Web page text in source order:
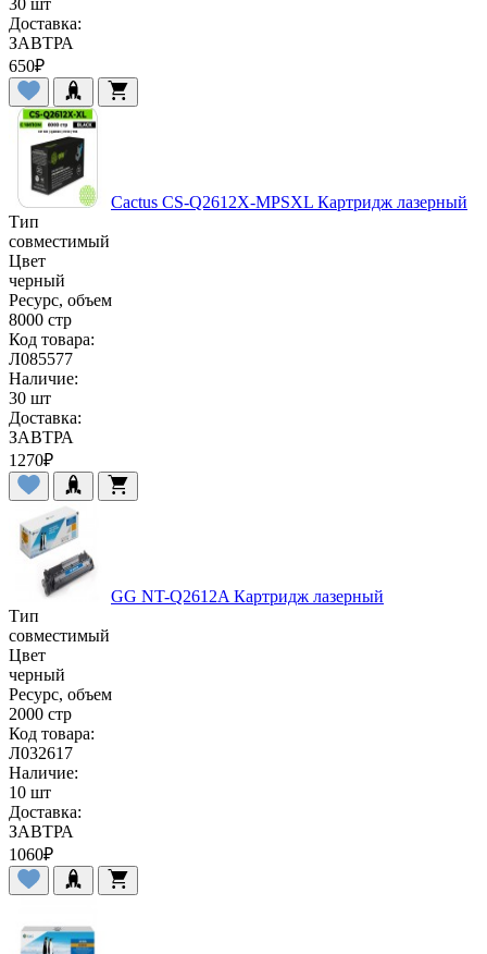
Доставка:
ЗАВТРА
650₽
Cactus CS-Q2612X-MPSXL Картридж лазерный
Тип
совместимый
Цвет
черный
Ресурс, объем
8000 стр
Код товара:
Л085577
Наличие:
30 шт
Доставка:
ЗАВТРА
1270₽
GG NT-Q2612A Картридж лазерный
Тип
совместимый
Цвет
черный
Ресурс, объем
2000 стр
Код товара:
Л032617
Наличие:
10 шт
Доставка:
ЗАВТРА
1060₽